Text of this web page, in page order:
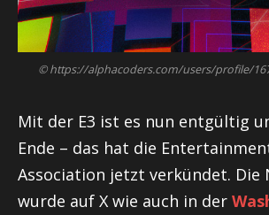
© https://alphacoders.com/users/profile/
Mit der E3 ist es nun entgültig
Ende – das hat die
Association jetzt verkündet. Die
wurde auf X wie auch in der